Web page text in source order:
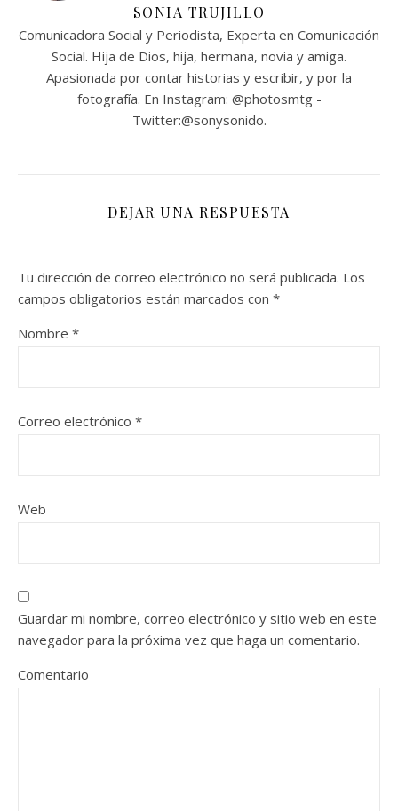
SONIA TRUJILLO
Comunicadora Social y Periodista, Experta en Comunicación
Social. Hija de Dios, hija, hermana, novia y amiga.
Apasionada por contar historias y escribir, y por la
fotografía. En Instagram: @photosmtg -
Twitter:@sonysonido.
DEJAR UNA RESPUESTA
Tu dirección de correo electrónico no será publicada. Los
campos obligatorios están marcados con *
Nombre *
Correo electrónico *
Web
Guardar mi nombre, correo electrónico y sitio web en este
navegador para la próxima vez que haga un comentario.
Comentario